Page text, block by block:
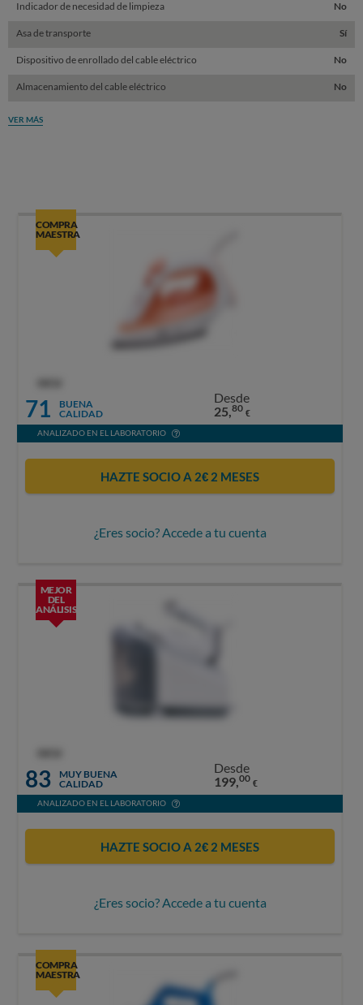
Indicador de necesidad de limpieza No
Asa de transporte Sí
Dispositivo de enrollado del cable eléctrico No
Almacenamiento del cable eléctrico No
VER MÁS
COMPRA
MAESTRA
71
BUENA
CALIDAD
Desde
25,80 €
ANALIZADO EN EL LABORATORIO
HAZTE SOCIO A 2€ 2 MESES
¿Eres socio? Accede a tu cuenta
MEJOR
DEL
ANÁLISIS
83
MUY BUENA
CALIDAD
Desde
199,00 €
ANALIZADO EN EL LABORATORIO
HAZTE SOCIO A 2€ 2 MESES
¿Eres socio? Accede a tu cuenta
COMPRA
MAESTRA